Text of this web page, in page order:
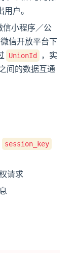
户。
信小程序／公
信开放平台下
UnionId
，实
间的数据互通
session_key
请求